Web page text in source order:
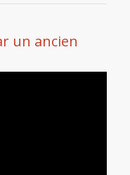
un ancien